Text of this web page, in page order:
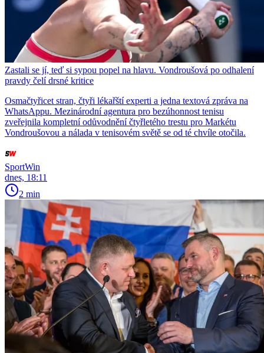
Zastali se jí, teď si sypou popel na hlavu. Vondroušová po odhalení
pravdy čelí drsné kritice
Osmačtyřicet stran, čtyři lékařští experti a jedna textová zpráva na
WhatsAppu. Mezinárodní agentura pro bezúhonnost tenisu
zveřejnila kompletní odůvodnění čtyřletého trestu pro Markétu
Vondroušovou a nálada v tenisovém světě se od té chvíle otočila.
SportWin
dnes, 18:11
2 min